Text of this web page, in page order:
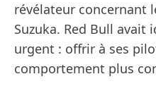
révélateur concernant
Suzuka. Red Bull avait
urgent : offrir à ses
comportement plus